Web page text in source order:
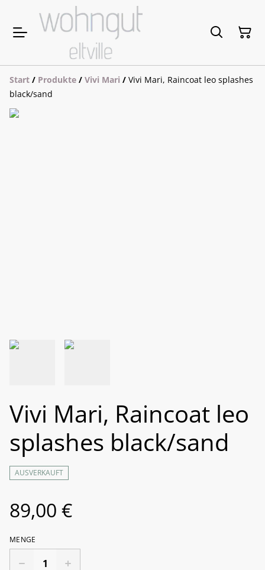
Start / Produkte / Vivi Mari / Vivi Mari, Raincoat leo splashes
black/sand
Vivi Mari, Raincoat leo
splashes black/sand
AUSVERKAUFT
89,00 €
MENGE